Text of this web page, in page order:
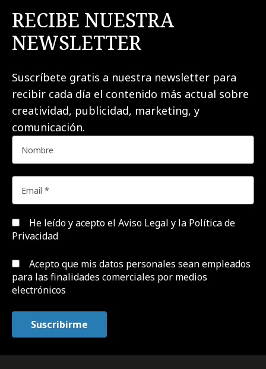
RECIBE NUESTRA
NEWSLETTER
Suscríbete gratis a nuestra newsletter para
recibir cada día el contenido más actual sobre
creatividad, publicidad, marketing, y
comunicación.
He leído y acepto el Aviso Legal y la Política de
Privacidad
Acepto que mis datos personales sean empleados
para las finalidades comerciales por medios
electrónicos